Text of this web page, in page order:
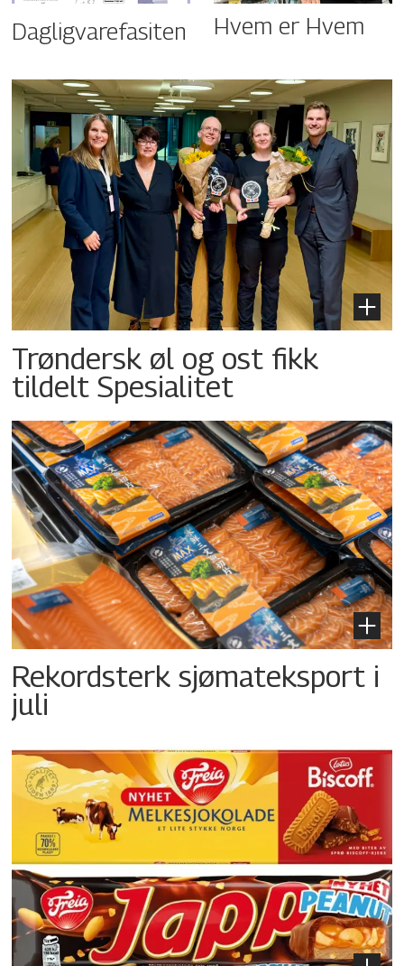
Dagligvarefasiten Hvem er Hvem
Trøndersk øl og ost fikk
tildelt Spesialitet
Rekordsterk sjømateksport i
juli